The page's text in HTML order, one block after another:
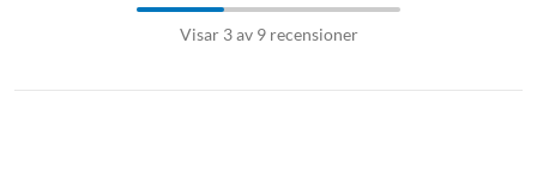
Visar 3 av 9 recensioner